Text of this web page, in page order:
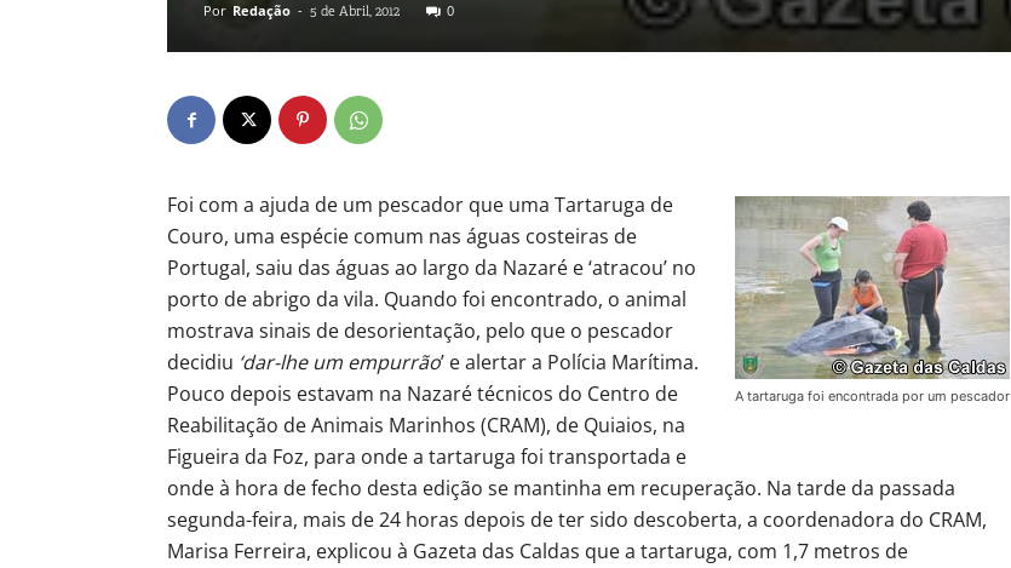
Por Redação - 5 de Abril, 2012 0
A tartaruga foi encontrada por um pescador
Foi com a ajuda de um pescador que uma Tartaruga de
Couro, uma espécie comum nas águas costeiras de
Portugal, saiu das águas ao largo da Nazaré e ‘atracou’ no
porto de abrigo da vila. Quando foi encontrado, o animal
mostrava sinais de desorientação, pelo que o pescador
decidiu ‘dar-lhe um empurrão’ e alertar a Polícia Marítima.
Pouco depois estavam na Nazaré técnicos do Centro de
Reabilitação de Animais Marinhos (CRAM), de Quiaios, na
Figueira da Foz, para onde a tartaruga foi transportada e
onde à hora de fecho desta edição se mantinha em recuperação. Na tarde da passada
segunda-feira, mais de 24 horas depois de ter sido descoberta, a coordenadora do CRAM,
Marisa Ferreira, explicou à Gazeta das Caldas que a tartaruga, com 1,7 metros de